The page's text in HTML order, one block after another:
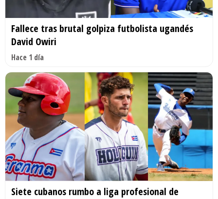
Fallece tras brutal golpiza futbolista ugandés
David Owiri
Hace 1 día
Siete cubanos rumbo a liga profesional de